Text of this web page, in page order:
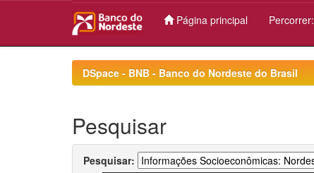
Página principal Percorrer:
DSpace - BNB - Banco do Nordeste do Brasil
Pesquisar
Pesquisar: